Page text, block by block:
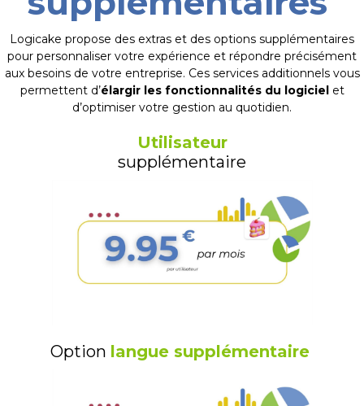
Logicake propose des extras et des options supplémentaires
pour personnaliser votre expérience et répondre précisément
aux besoins de votre entreprise. Ces services additionnels vous
permettent d’élargir les fonctionnalités du logiciel et
d’optimiser votre gestion au quotidien.
Utilisateur
supplémentaire
Option langue supplémentaire